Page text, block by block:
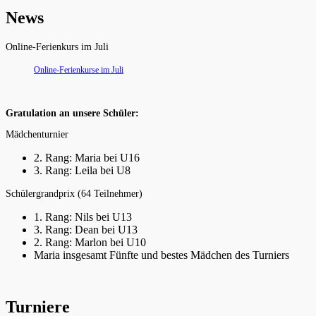
News
Online-Ferienkurs im Juli
Online-Ferienkurse im Juli
Gratulation an unsere Schüler:
Mädchenturnier
2. Rang: Maria bei U16
3. Rang: Leila bei U8
Schülergrandprix (64 Teilnehmer)
1. Rang: Nils bei U13
3. Rang: Dean bei U13
2. Rang: Marlon bei U10
Maria insgesamt Fünfte und bestes Mädchen des Turniers
Turniere